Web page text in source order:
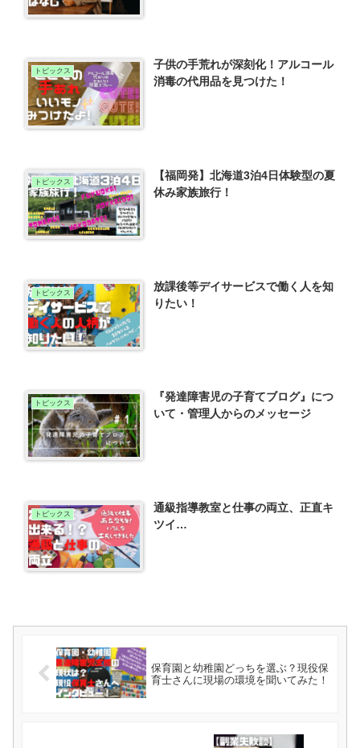
トピックス
子供の手荒れが深刻化！アルコール
消毒の代用品を見つけた！
トピックス
【福岡発】北海道3泊4日体験型の夏
休み家族旅行！
トピックス
放課後等デイサービスで働く人を知
りたい！
トピックス
『発達障害児の子育てブログ』につ
いて・管理人からのメッセージ
トピックス
通級指導教室と仕事の両立、正直キ
ツイ…
保育園と幼稚園どっちを選ぶ？現役保
育士さんに現場の環境を聞いてみた！